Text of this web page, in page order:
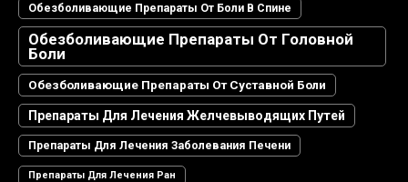
Обезболивающие Препараты От Боли В Спине
Обезболивающие Препараты От Головной
Боли
Обезболивающие Препараты От Суставной Боли
Препараты Для Лечения Желчевыводящих Путей
Препараты Для Лечения Заболевания Печени
Препараты Для Лечения Ран